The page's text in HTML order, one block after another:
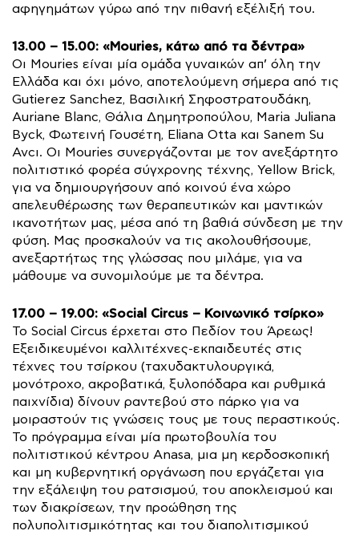
αφηγημάτων γύρω από την πιθανή εξέλιξή του.
13.00 – 15.00: «Mouries, κάτω από τα δέντρα»
Οι Mouries είναι μία ομάδα γυναικών απ’ όλη την
Ελλάδα και όχι μόνο, αποτελούμενη σήμερα από τις
Gutierez Sanchez, Βασιλική Σηφοστρατουδάκη,
Auriane Blanc, Θάλια Δημητροπούλου, Maria Juliana
Byck, Φωτεινή Γουσέτη, Eliana Otta και Sanem Su
Avcı. Οι Mouries συνεργάζονται με τον ανεξάρτητο
πολιτιστικό φορέα σύγχρονης τέχνης, Yellow Brick,
για να δημιουργήσουν από κοινού ένα χώρο
απελευθέρωσης των θεραπευτικών και μαντικών
ικανοτήτων μας, μέσα από τη βαθιά σύνδεση με την
φύση. Μας προσκαλούν να τις ακολουθήσουμε,
ανεξαρτήτως της γλώσσας που μιλάμε, για να
μάθουμε να συνομιλούμε με τα δέντρα.
17.00 – 19.00: «Social Circus – Κοινωνικό τσίρκο»
Το Social Circus έρχεται στο Πεδίον του Άρεως!
Εξειδικευμένοι καλλιτέχνες-εκπαιδευτές στις
τέχνες του τσίρκου (ταχυδακτυλουργικά,
μονότροχο, ακροβατικά, ξυλοπόδαρα και ρυθμικά
παιχνίδια) δίνουν ραντεβού στο πάρκο για να
μοιραστούν τις γνώσεις τους με τους περαστικούς.
Το πρόγραμμα είναι μία πρωτοβουλία του
πολιτιστικού κέντρου Anasa, μια μη κερδοσκοπική
και μη κυβερνητική οργάνωση που εργάζεται για
την εξάλειψη του ρατσισμού, του αποκλεισμού και
των διακρίσεων, την προώθηση της
πολυπολιτισμικότητας και του διαπολιτισμικού